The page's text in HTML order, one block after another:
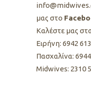
μας στο
Καλέστε μας
Ειρήνη: 6942
Πασχαλίνα:
Midwives: 2310